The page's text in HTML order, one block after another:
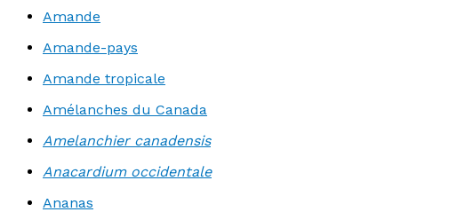
Amande
Amande-pays
Amande tropicale
Amélanches du Canada
Amelanchier canadensis
Anacardium occidentale
Ananas